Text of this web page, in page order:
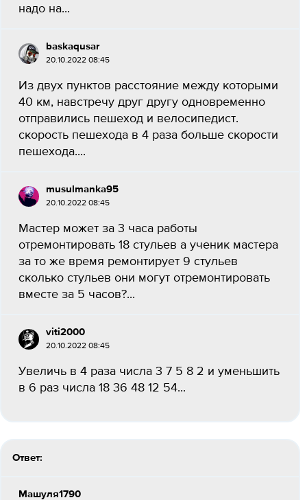
надо на...
baskaqusar
20.10.2022 08:45
Из двух пунктов расстояние между которыми
40 км, навстречу друг другу одновременно
отправились пешеход и велосипедист.
скорость пешехода в 4 раза больше скорости
пешехода....
musulmanka95
20.10.2022 08:45
Мастер может за 3 часа работы
отремонтировать 18 стульев а ученик мастера
за то же время ремонтирует 9 стульев
сколько стульев они могут отремонтировать
вместе за 5 часов?...
viti2000
20.10.2022 08:45
Увеличь в 4 раза числа 3 7 5 8 2 и уменьшить
в 6 раз числа 18 36 48 12 54...
Ответ:
Машуля1790